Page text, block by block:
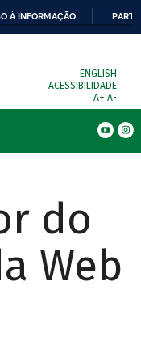
À INFORMAÇÃO
ENGLISH
ACESSIBILIDADE
A+ A-
do
Web